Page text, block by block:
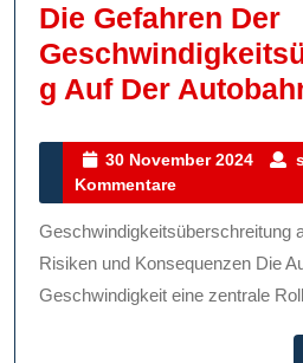
Die Gefahren Der
G Auf Der
30 November 2024
30
2024
Kommentare
Geschwindigkeitsüberschreitung auf der Autobahn:
Risiken und Konsequenzen Die
Geschwindigkeit eine zentrale